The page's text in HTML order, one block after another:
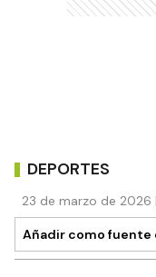
DEPORTES
23 de marzo de 2026
Añadir como fuente